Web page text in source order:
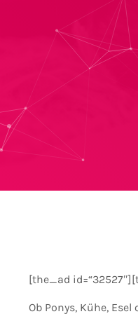
[the_ad
Ob Ponys, Kühe,